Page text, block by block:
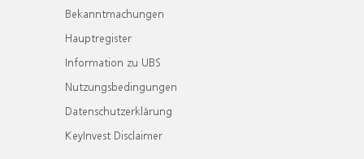
Bekanntmachungen
Hauptregister
Information zu UBS
Nutzungsbedingungen
Datenschutzerklärung
KeyInvest Disclaimer